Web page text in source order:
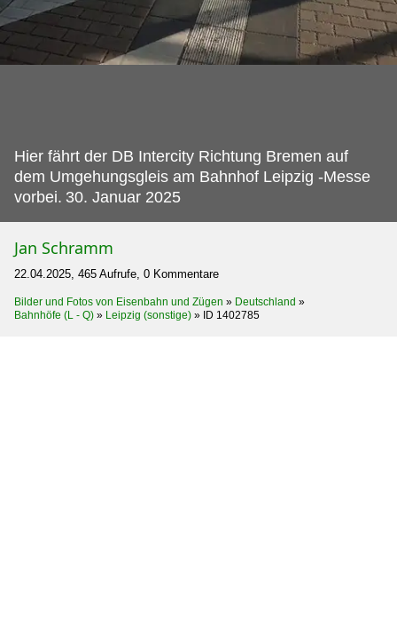
Hier fährt der DB Intercity Richtung Bremen auf
dem Umgehungsgleis am Bahnhof Leipzig -Messe
vorbei. 30. Januar 2025
Jan Schramm
22.04.2025, 465 Aufrufe, 0 Kommentare
Bilder und Fotos von Eisenbahn und Zügen » Deutschland »
Bahnhöfe (L - Q) » Leipzig (sonstige) » ID 1402785